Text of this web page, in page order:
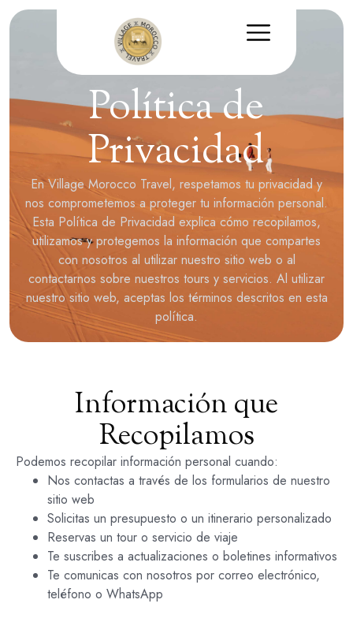
Política de
Privacidad
En Village Morocco Travel, respetamos tu privacidad y
nos comprometemos a proteger tu información personal.
Esta Política de Privacidad explica cómo recopilamos,
utilizamos y protegemos la información que compartes
con nosotros al utilizar nuestro sitio web o al
contactarnos sobre nuestros tours y servicios. Al utilizar
nuestro sitio web, aceptas los términos descritos en esta
política.
Información que
Recopilamos
Podemos recopilar información personal cuando:
Nos contactas a través de los formularios de nuestro
sitio web
Solicitas un presupuesto o un itinerario personalizado
Reservas un tour o servicio de viaje
Te suscribes a actualizaciones o boletines informativos
Te comunicas con nosotros por correo electrónico,
teléfono o WhatsApp